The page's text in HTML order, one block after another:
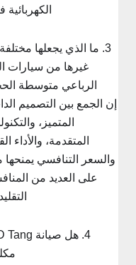
الكهربائية فقط.
3. ما الذي يجعلها مختلفة عن
غيرها من سيارات الدفع
الرباعي متوسطة الحجم؟
الجمع بين التصميم الداخلي
المتميز، والتكنولوجيا
المتقدمة، والأداء القوي،
والسعر التنافسي يمنحها ميزة
على العديد من المنافسين
التقليديين.
4. هل صيانة BYD Tang
مكلفة؟